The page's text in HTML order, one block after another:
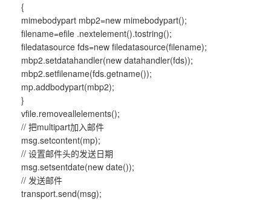
{
mimebodypart mbp2=new mimebodypart();
filename=efile .nextelement().tostring();
filedatasource fds=new filedatasource(filename);
mbp2.setdatahandler(new datahandler(fds));
mbp2.setfilename(fds.getname());
mp.addbodypart(mbp2);
}
vfile.removeallelements();
// 把multipart加入邮件
msg.setcontent(mp);
// 设置邮件头的发送日期
msg.setsentdate(new date());
// 发送邮件
transport.send(msg);